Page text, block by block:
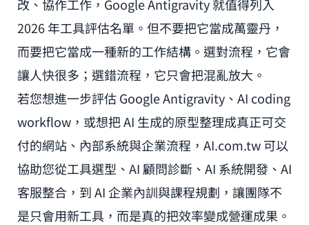
改、協作工作，Google Antigravity 就值得列入
2026 年工具評估名單。但不要把它當成萬靈丹，
而要把它當成一種新的工作結構。選對流程，它會
讓人快很多；選錯流程，它只會把混亂放大。
若您想進一步評估 Google Antigravity、AI coding
workflow，或想把 AI 生成的原型整理成真正可交
付的網站、內部系統與企業流程，AI.com.tw 可以
協助您從工具選型、AI 顧問診斷、AI 系統開發、AI
客服整合，到 AI 企業內訓與課程規劃，讓團隊不
是只會用新工具，而是真的把效率變成營運成果。